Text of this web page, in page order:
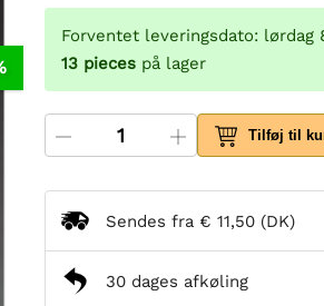
Forventet leveringsdato: lørdag
13 pieces på lager
Tilføj til
Sendes fra € 11,50 (DK)
30 dages afkøling